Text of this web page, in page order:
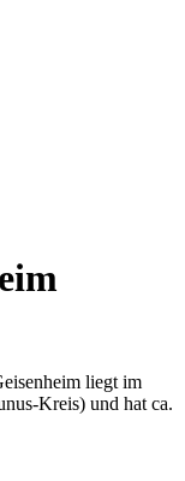
liegt im
Kreis) und hat ca.